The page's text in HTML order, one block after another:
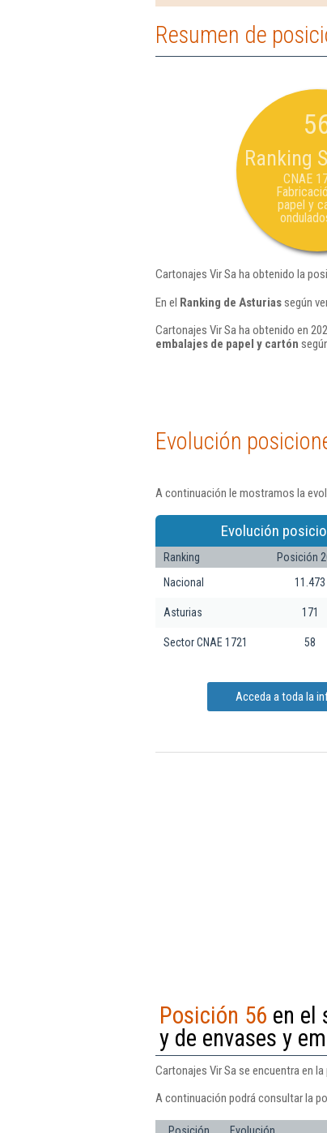
Resumen de
Ranking
CNAE
papel y
Cartonajes Vir Sa ha obtenido la
En el Ranking de Asturiassegún
Cartonajes Vir Sa ha obtenido en
embalajes de papel y cartón
Evolución
A continuación le mostramos la
Evolución
Ranking Posición
Nacional
11.473
Asturias 171
Sector CNAE 1721 58
Acceda a toda la
Posición 56 en el
y de envases y
Cartonajes Vir Sa se encuentra en
A continuación podrá consultar la
Posición Evolución